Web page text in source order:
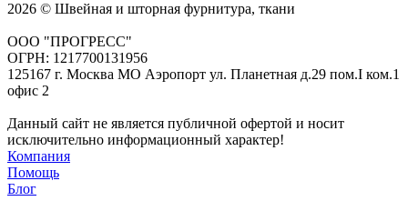
2026 © Швейная и шторная фурнитура, ткани
ООО "ПРОГРЕСС"
ОГРН: 1217700131956
125167 г. Москва МО Аэропорт ул. Планетная д.29 пом.I ком.1
офис 2
Данный сайт не является публичной офертой и носит
исключительно информационный характер!
Компания
Помощь
Блог